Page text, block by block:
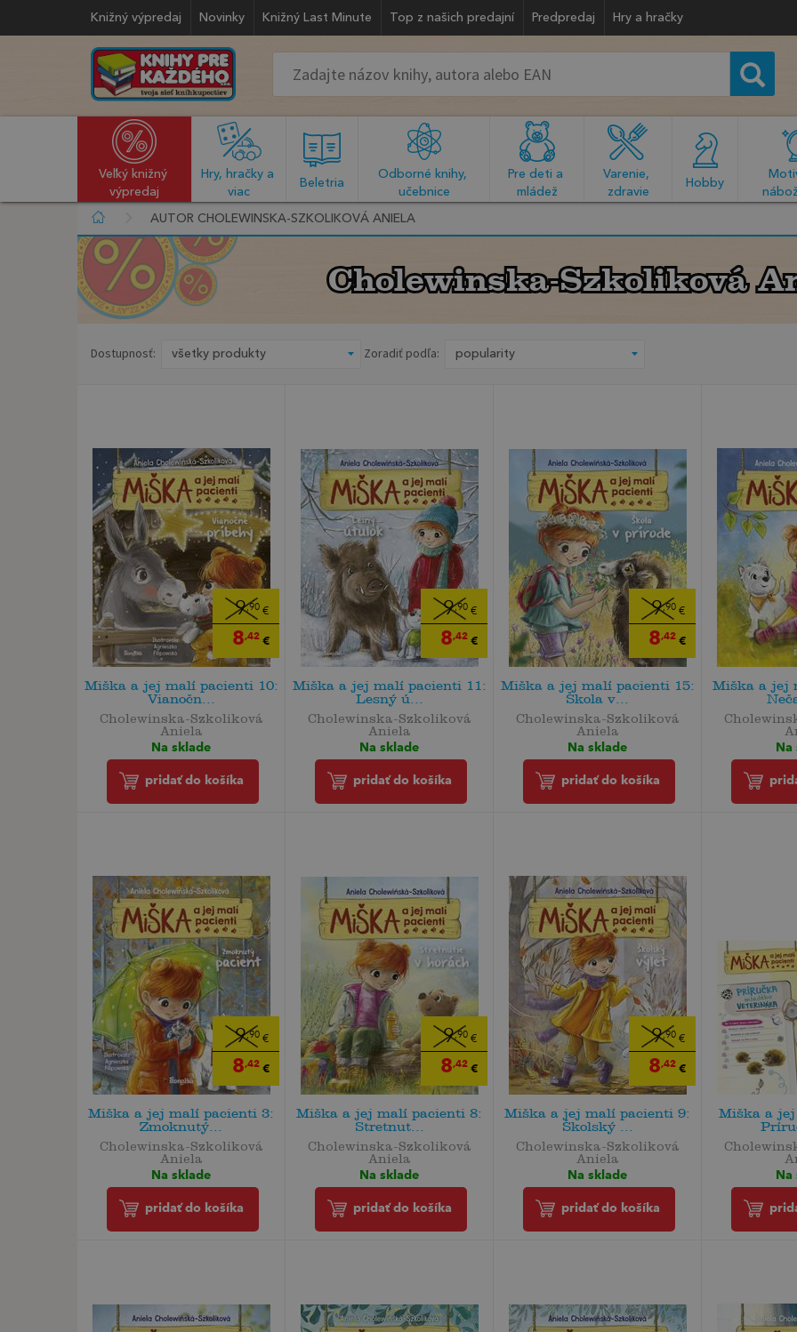
Knižný výpredaj Novinky Knižný Last Minute Top z našich predajní Predpredaj Hry a hračky
Veľký knižný
výpredaj
Hry, hračky a
viac
Beletria
Odborné knihy,
učebnice
Pre deti a
mládež
Varenie,
zdravie
Hobby
AUTOR CHOLEWINSKA-SZKOLIKOVÁ ANIELA
Cholewinska-Szkoliková
Cholewinska-Szkoliková
Dostupnosť: Zoradiť podľa:
9,90 €
8,42 €
Miška a jej malí pacienti 10:
Vianočn...
Cholewinska-Szkoliková
Aniela
Na sklade
pridať do košíka
9,90 €
8,42 €
Miška a jej malí pacienti 11:
Lesný ú...
Cholewinska-Szkoliková
Aniela
Na sklade
pridať do košíka
9,90 €
8,42 €
Miška a jej malí pacienti 15:
Škola v...
Cholewinska-Szkoliková
Aniela
Na sklade
pridať do košíka
Miška a jej
Na
9,90 €
8,42 €
Miška a jej malí pacienti 3:
Zmoknutý...
Cholewinska-Szkoliková
Aniela
Na sklade
pridať do košíka
9,90 €
8,42 €
Miška a jej malí pacienti 8:
Stretnut...
Cholewinska-Szkoliková
Aniela
Na sklade
pridať do košíka
9,90 €
8,42 €
Miška a jej malí pacienti 9:
Školský ...
Cholewinska-Szkoliková
Aniela
Na sklade
pridať do košíka
Miška a
Na